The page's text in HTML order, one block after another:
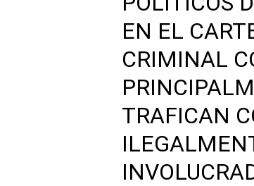
EN EL
CRIMINAL
TRAFICAN